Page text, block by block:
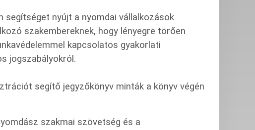
segítséget nyújt a nyomdai vállalkozások
szakembereknek, hogy lényegre törően
kapcsolatos gyakorlati
jogszabályokról.
segítő jegyzőkönyv minták a könyv végén
szakmai szövetség és a